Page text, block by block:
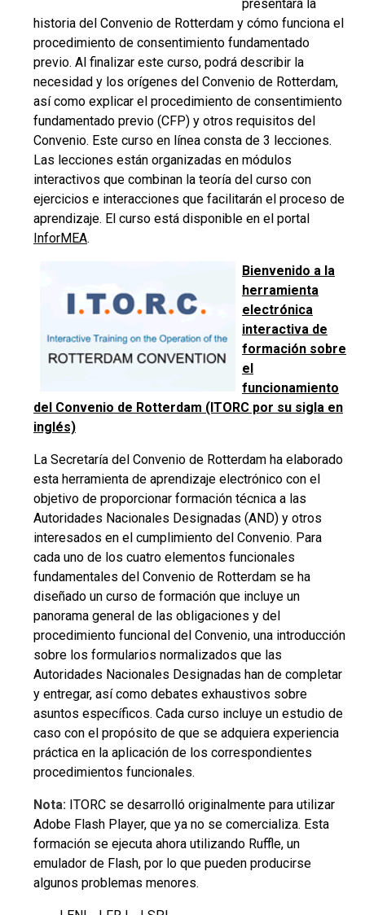
presentará la
historia del Convenio de Rotterdam y cómo funciona el
procedimiento de consentimiento fundamentado
previo. Al finalizar este curso, podrá describir la
necesidad y los orígenes del Convenio de Rotterdam,
así como explicar el procedimiento de consentimiento
fundamentado previo (CFP) y otros requisitos del
Convenio. Este curso en línea consta de 3 lecciones.
Las lecciones están organizadas en módulos
interactivos que combinan la teoría del curso con
ejercicios e interacciones que facilitarán el proceso de
aprendizaje. El curso está disponible en el portal
InforMEA.
Bienvenido a la
herramienta
electrónica
interactiva de
formación sobre
el
funcionamiento
del Convenio de Rotterdam (ITORC por su sigla en
inglés)
La Secretaría del Convenio de Rotterdam ha elaborado
esta herramienta de aprendizaje electrónico con el
objetivo de proporcionar formación técnica a las
Autoridades Nacionales Designadas (AND) y otros
interesados en el cumplimiento del Convenio. Para
cada uno de los cuatro elementos funcionales
fundamentales del Convenio de Rotterdam se ha
diseñado un curso de formación que incluye un
panorama general de las obligaciones y del
procedimiento funcional del Convenio, una introducción
sobre los formularios normalizados que las
Autoridades Nacionales Designadas han de completar
y entregar, así como debates exhaustivos sobre
asuntos específicos. Cada curso incluye un estudio de
caso con el propósito de que se adquiera experiencia
práctica en la aplicación de los correspondientes
procedimientos funcionales.
Nota: ITORC se desarrolló originalmente para utilizar
Adobe Flash Player, que ya no se comercializa. Esta
formación se ejecuta ahora utilizando Ruffle, un
emulador de Flash, por lo que pueden producirse
algunos problemas menores.